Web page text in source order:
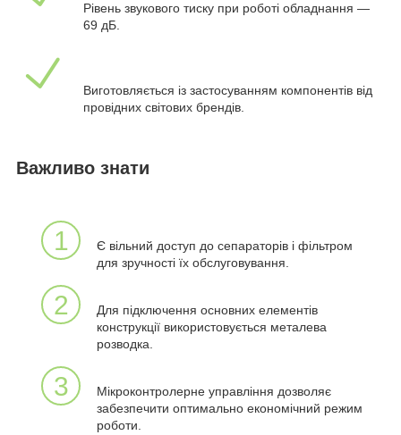
Рівень звукового тиску при роботі обладнання —
69 дБ.
Виготовляється із застосуванням компонентів від
провідних світових брендів.
Важливо знати
1
Є вільний доступ до сепараторів і фільтром
для зручності їх обслуговування.
2
Для підключення основних елементів
конструкції використовується металева
розводка.
3
Мікроконтролерне управління дозволяє
забезпечити оптимально економічний режим
роботи.